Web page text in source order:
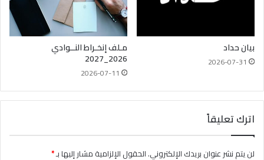
بيان حداد
2026-07-31
مـلف إنخـراط النــوادي
2026_2027
2026-07-11
اترك تعليقاً
لن يتم نشر عنوان بريدك الإلكتروني.الحقول الإلزامية مشار إليها بـ*